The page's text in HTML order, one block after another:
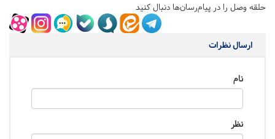
حلقه وصل را در پیام‌رسان‌ها دنبال کنید
ارسال نظرات
نام
نظر